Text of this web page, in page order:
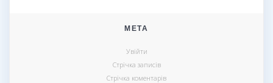
МЕТА
Увійти
Стрічка записів
Стрічка коментарів